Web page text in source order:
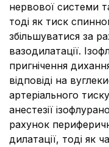
нервової системи
тоді як тиск
збільшуватися за
вазодилатації.
пригнічення
відповіді на
артеріального
анестезії
рахунок
дилатації, тоді як